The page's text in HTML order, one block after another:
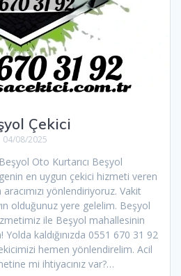
Çekici
04/08/2025
Oto Kurtarıcı Beşyol
en uygun çekici hizmeti veren
yönlendiriyoruz. Vakit
olduğunuz yere gelelim. Beşyol
ile Beşyol mahallesinin
kaldığınızda 0551 670 31 92
hemen yönlendirelim. Acil
mi ihtiyacınız var?…